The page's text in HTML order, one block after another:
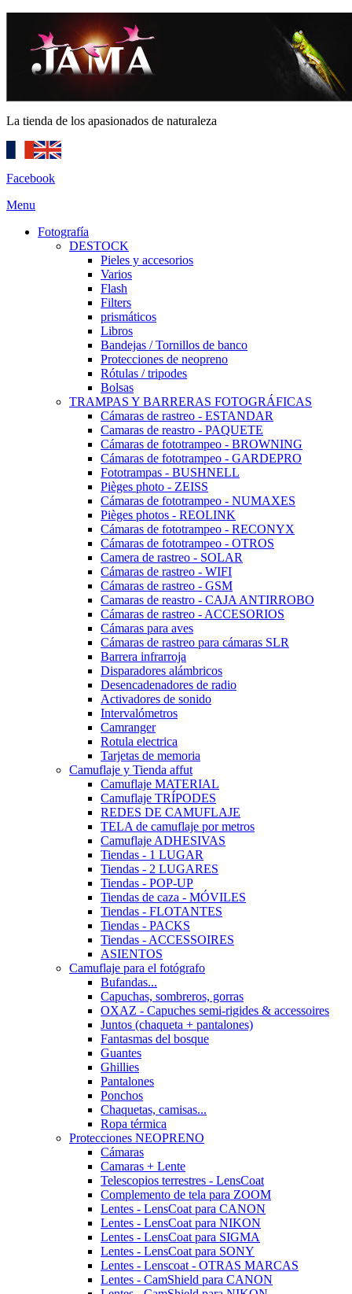
La tienda de los apasionados de naturaleza
Facebook
Menu
Fotografía
DESTOCK
Pieles y accesorios
Varios
Flash
Filters
prismáticos
Libros
Bandejas / Tornillos de banco
Protecciones de neopreno
Rótulas / tripodes
Bolsas
TRAMPAS Y BARRERAS FOTOGRÁFICAS
Cámaras de rastreo - ESTANDAR
Camaras de reastro - PAQUETE
Cámaras de fototrampeo - BROWNING
Cámaras de fototrampeo - GARDEPRO
Fototrampas - BUSHNELL
Pièges photo - ZEISS
Cámaras de fototrampeo - NUMAXES
Pièges photos - REOLINK
Cámaras de fototrampeo - RECONYX
Cámaras de fototrampeo - OTROS
Camera de rastreo - SOLAR
Cámaras de rastreo - WIFI
Cámaras de rastreo - GSM
Camaras de reastro - CAJA ANTIRROBO
Cámaras de rastreo - ACCESORIOS
Cámaras para aves
Cámaras de rastreo para cámaras SLR
Barrera infrarroja
Disparadores alámbricos
Desencadenadores de radio
Activadores de sonido
Intervalómetros
Camranger
Rotula electrica
Tarjetas de memoria
Camuflaje y Tienda affut
Camuflaje MATERIAL
Camuflaje TRÍPODES
REDES DE CAMUFLAJE
TELA de camuflaje por metros
Camuflaje ADHESIVAS
Tiendas - 1 LUGAR
Tiendas - 2 LUGARES
Tiendas - POP-UP
Tiendas de caza - MÓVILES
Tiendas - FLOTANTES
Tiendas - PACKS
Tiendas - ACCESSOIRES
ASIENTOS
Camuflaje para el fotógrafo
Bufandas...
Capuchas, sombreros, gorras
OXAZ - Capuches semi-rigides & accessoires
Juntos (chaqueta + pantalones)
Fantasmas del bosque
Guantes
Ghillies
Pantalones
Ponchos
Chaquetas, camisas...
Ropa térmica
Protecciones NEOPRENO
Cámaras
Camaras + Lente
Telescopios terrestres - LensCoat
Complemento de tela para ZOOM
Lentes - LensCoat para CANON
Lentes - LensCoat para NIKON
Lentes - LensCoat para SIGMA
Lentes - LensCoat para SONY
Lentes - Lenscoat - OTRAS MARCAS
Lentes - CamShield para CANON